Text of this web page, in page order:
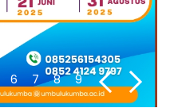
6 7 8 9